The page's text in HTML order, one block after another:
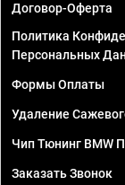
Договор-Оферта
Политика
Персональных
Формы Оплаты
Удаление
Чип Тюнинг BMW
Заказать Звонок